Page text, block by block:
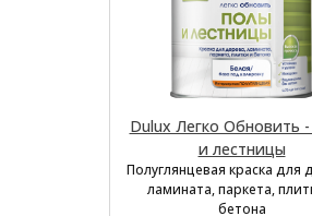
Dulux Легко Обновить
и лестницы
Полуглянцевая краска для
ламината, паркета,
бетона